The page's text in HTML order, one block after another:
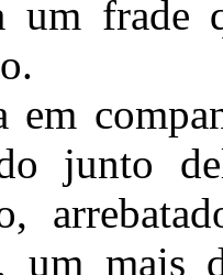
um frade
em
junto
um mais